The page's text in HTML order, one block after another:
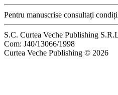
Pentru manuscrise consultați
S.C. Curtea Veche Publishing
Com: J40/13066/1998
Curtea Veche Publishing © 2026